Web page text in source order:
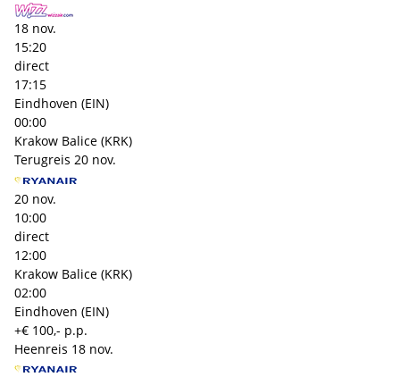
18 nov.
15:20
direct
17:15
Eindhoven (EIN)
00:00
Krakow Balice (KRK)
Terugreis 20 nov.
20 nov.
10:00
direct
12:00
Krakow Balice (KRK)
02:00
Eindhoven (EIN)
+€ 100,- p.p.
Heenreis 18 nov.